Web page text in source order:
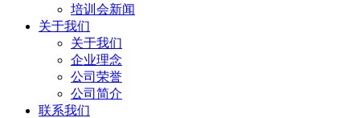
培训会新闻
关于我们
关于我们
企业理念
公司荣誉
公司简介
联系我们